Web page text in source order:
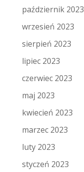
październik 2023
wrzesień 2023
sierpień 2023
lipiec 2023
czerwiec 2023
maj 2023
kwiecień 2023
marzec 2023
luty 2023
styczeń 2023